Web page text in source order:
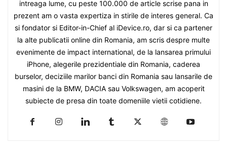
intreaga lume, cu peste 100.000 de article scrise pana in
prezent am o vasta expertiza in stirile de interes general. Ca
si fondator si Editor-in-Chief al iDevice.ro, dar si ca partener
la alte publicatii online din Romania, am scris despre multe
evenimente de impact international, de la lansarea primului
iPhone, alegerile prezidentiale din Romania, caderea
burselor, deciziile marilor banci din Romania sau lansarile de
masini de la BMW, DACIA sau Volkswagen, am acoperit
subiecte de presa din toate domeniile vietii cotidiene.